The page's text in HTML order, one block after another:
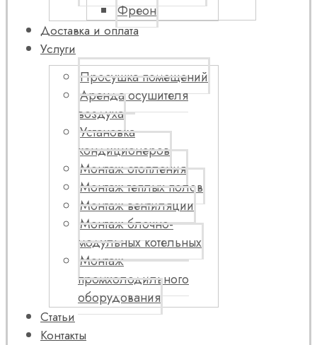
Фреон
Доставка и оплата
Услуги
Просушка помещений
Аренда осушителя
воздуха
Установка
кондиционеров
Монтаж отопления
Монтаж теплых полов
Монтаж вентиляции
Монтаж блочно-
модульных котельных
Монтаж
промхолодильного
оборудования
Статьи
Контакты